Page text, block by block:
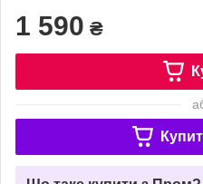
1 590 ₴